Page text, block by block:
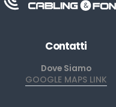
Contatti
Dove Siamo
GOOGLE MAPS LINK